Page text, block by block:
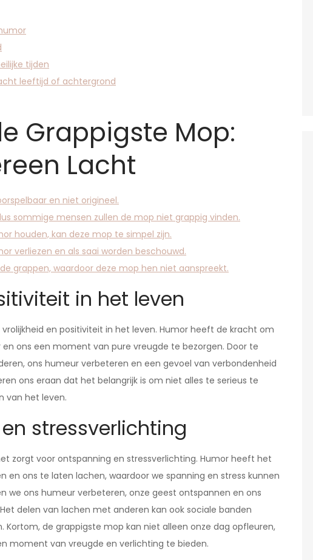
tijden
leeftijd of achtergrond
Grappigste Mop:
Lacht
en niet origineel.
sommige mensen zullen de mop niet grappig vinden.
houden, kan deze mop te simpel zijn.
verliezen en als saai worden beschouwd.
grappen, waardoor deze mop hen niet aanspreekt.
in het leven
en positiviteit in het leven. Humor heeft de kracht om
ons een moment van pure vreugde te bezorgen. Door te
ons humeur verbeteren en een gevoel van verbondenheid
ons eraan dat het belangrijk is om niet alles te serieus te
van het leven.
stressverlichting
zorgt voor ontspanning en stressverlichting. Humor heeft het
en ons te laten lachen, waardoor we spanning en stress kunnen
we ons humeur verbeteren, onze geest ontspannen en ons
delen van lachen met anderen kan ook sociale banden
de grappigste mop kan niet alleen onze dag opfleuren,
moment van vreugde en verlichting te bieden.